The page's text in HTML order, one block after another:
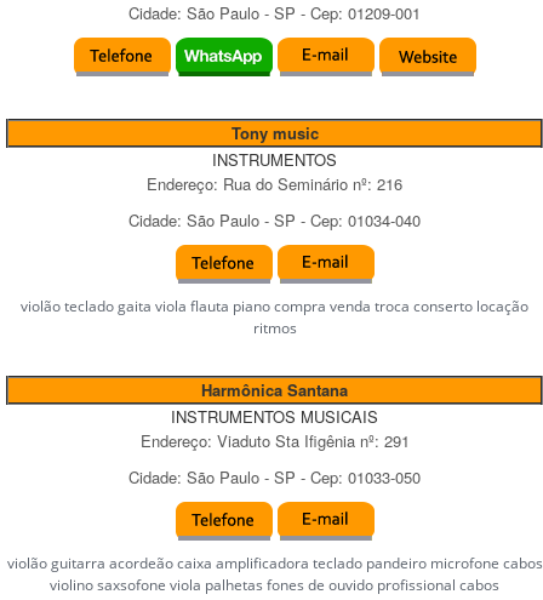
Cidade: São Paulo - SP - Cep: 01209-001
Tony music
INSTRUMENTOS
Endereço: Rua do Seminário nº: 216
Cidade: São Paulo - SP - Cep: 01034-040
violão teclado gaita viola flauta piano compra venda troca conserto locação
ritmos
Harmônica Santana
INSTRUMENTOS MUSICAIS
Endereço: Viaduto Sta Ifigênianº: 291
Cidade: São Paulo - SP - Cep: 01033-050
violão guitarra acordeão caixa amplificadora teclado pandeiro microfone cabos
violino saxsofone viola palhetas fones de ouvido profissional cabos